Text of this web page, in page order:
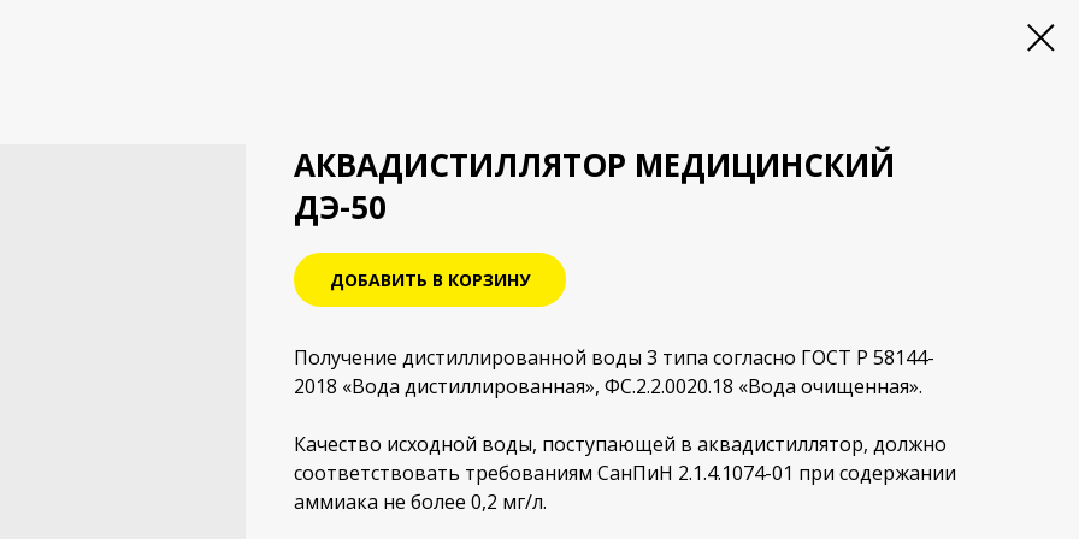
АКВАДИСТИЛЛЯТОР МЕДИЦИНСКИЙ
ДЭ-50
ДОБАВИТЬ В КОРЗИНУ
Получение дистиллированной воды 3 типа согласно ГОСТ Р 58144-
2018 «Вода дистиллированная», ФС.2.2.0020.18 «Вода очищенная».
Качество исходной воды, поступающей в аквадистиллятор, должно
соответствовать требованиям СанПиН 2.1.4.1074-01 при содержании
аммиака не более 0,2 мг/л.